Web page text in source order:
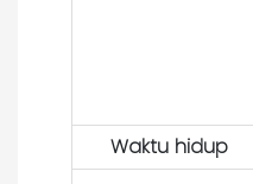
Waktu hidup